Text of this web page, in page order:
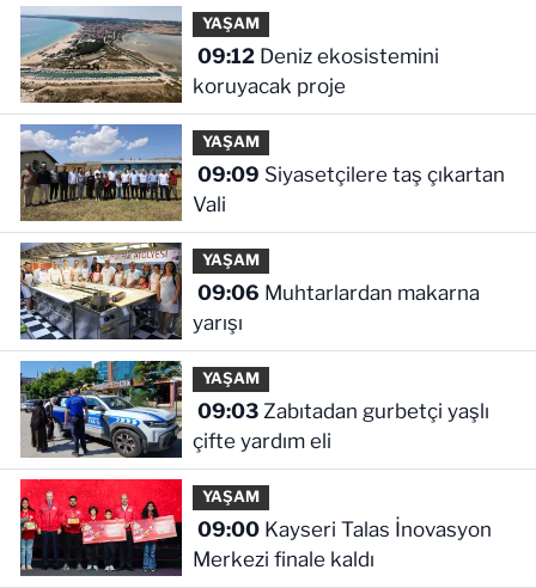
YAŞAM
09:12Deniz ekosistemini
koruyacak proje
YAŞAM
09:09
Vali
YAŞAM
09:06
yarışı
YAŞAM
09:03Zabıtadan gurbetçi yaşlı
çifte yardım eli
YAŞAM
09:00Kayseri Talas İnovasyon
Merkezi finale kaldı